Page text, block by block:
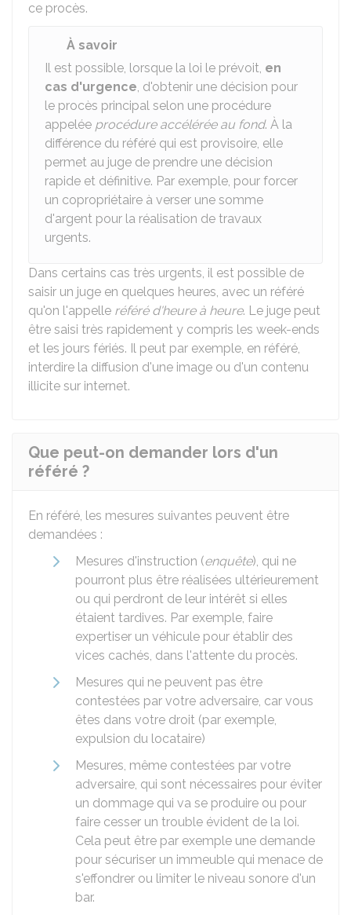
ce procès.
À savoir
Il est possible, lorsque la loi le prévoit, en
cas d'urgence, d'obtenir une décision pour
le procès principal selon une procédure
appelée procédure accélérée au fond. À la
différence du référé qui est provisoire, elle
permet au juge de prendre une décision
rapide et définitive. Par exemple, pour forcer
un copropriétaire à verser une somme
d'argent pour la réalisation de travaux
urgents.
Dans certains cas très urgents, il est possible de
saisir un juge en quelques heures, avec un référé
qu'on l'appelle référé d'heure à heure. Le juge peut
être saisi très rapidement y compris les week-ends
et les jours fériés. Il peut par exemple, en référé,
interdire la diffusion d'une image ou d'un contenu
illicite sur internet.
Que peut-on demander lors d'un
référé ?
En référé, les mesures suivantes peuvent être
demandées :
Mesures d'instruction (enquête), qui ne
pourront plus être réalisées ultérieurement
ou qui perdront de leur intérêt si elles
étaient tardives. Par exemple, faire
expertiser un véhicule pour établir des
vices cachés, dans l'attente du procès.
Mesures qui ne peuvent pas être
contestées par votre adversaire, car vous
êtes dans votre droit (par exemple,
expulsion du locataire)
Mesures, même contestées par votre
adversaire, qui sont nécessaires pour éviter
un dommage qui va se produire ou pour
faire cesser un trouble évident de la loi.
Cela peut être par exemple une demande
pour sécuriser un immeuble qui menace de
s'effondrer ou limiter le niveau sonore d'un
bar.